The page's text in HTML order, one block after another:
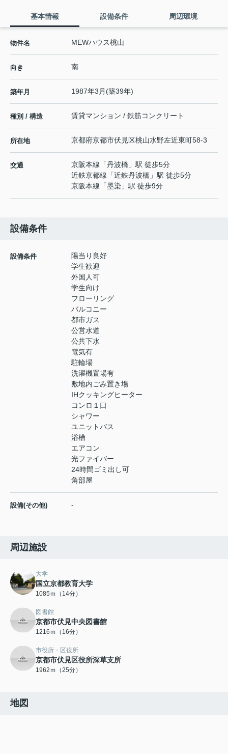
基本情報 設備条件 周辺環境
物件名 MEWハウス桃山
向き 南
築年月 1987年3月(築39年)
種別 / 構造 賃貸マンション / 鉄筋コンクリート
所在地 京都府京都市伏見区桃山水野左近東町58-3
交通 京阪本線 「丹波橋 」駅 徒歩5分
近鉄京都線 「近鉄丹波橋 」駅 徒歩5分
京阪本線 「墨染 」駅 徒歩9分
設備条件
設備条件
陽当り良好
学生歓迎
外国人可
学生向け
フローリング
バルコニー
都市ガス
公営水道
公共下水
電気有
駐輪場
洗濯機置場有
敷地内ごみ置き場
IHクッキングヒーター
コンロ１口
シャワー
ユニットバス
浴槽
エアコン
光ファイバー
24時間ゴミ出し可
角部屋
設備(その他) -
周辺施設
大学
国立京都教育大学
1085ｍ（14分）
図書館
京都市伏見中央図書館
1216ｍ（16分）
市役所・区役所
京都市伏見区役所深草支所
1962ｍ（25分）
地図